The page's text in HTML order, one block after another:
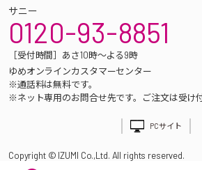
サニー
0120-93-8851
［受付時間］あさ10時～よる9時
ゆめオンラインカスタマーセンター
※通話料は無料です。
※ネット専用のお問合せ先です。ご注文は受け
PCサイト
Copyright © IZUMI Co.,Ltd. All rights reserved.